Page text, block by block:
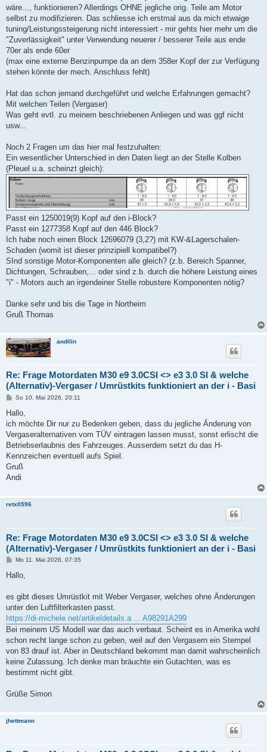
wäre..., funktionieren? Allerdings OHNE jegliche orig. Teile am Motor
selbst zu modifizieren. Das schliesse ich erstmal aus da mich etwaige
tuning/Leistungssteigerung nicht interessiert - mir gehts hier mehr um die
"Zuverlässigkeit" unter Verwendung neuerer / besserer Teile aus ende
70er als ende 60er
(max eine externe Benzinpumpe da an dem 358er Kopf der zur Verfügung
stehen könnte der mech. Anschluss fehlt)
Hat das schon jemand durchgeführt und welche Erfahrungen gemacht?
Mit welchen Teilen (Vergaser)
Was geht evtl. zu meinem beschriebenen Anliegen und was ggf nicht
usw...
Noch 2 Fragen um das hier mal festzuhalten:
Ein wesentlicher Unterschied in den Daten liegt an der Stelle Kolben
(Pleuel u.a. scheinzt gleich):
Passt ein 1250019(9) Kopf auf den i-Block?
Passt ein 1277358 Kopf auf den 446 Block?
Ich habe noch einen Block 12696079 (3,2?) mit KW-&Lagerschalen-
Schaden (womit ist dieser prinzipiell kompatibel?)
SInd sonstige Motor-Komponenten alle gleich? (z.b. Bereich Spanner,
Dichtungen, Schrauben,... oder sind z.b. durch die höhere Leistung eines
"i" - Motors auch an irgendeiner Stelle robustere Komponenten nötig?
Danke sehr und bis die Tage in Northeim
Gruß Thomas
andilin
Re: Frage Motordaten M30 e9 3.0CSI <> e3 3.0 SI & welche
(Alternativ)-Vergaser / Umrüstkits funktioniert an der i - Basi
B
i
r
a
So 10. Mai 2026, 20:11
Hallo,
ich möchte Dir nur zu Bedenken geben, dass du jegliche Änderung von
Vergaseralternativen vom TÜV eintragen lassen musst, sonst erlischt die
Betriebserlaubnis des Fahrzeuges. Ausserdem setzt du das H-
Kennzeichen eventuell aufs Spiel.
Gruß
Andi
retx0596
Re: Frage Motordaten M30 e9 3.0CSI <> e3 3.0 SI & welche
(Alternativ)-Vergaser / Umrüstkits funktioniert an der i - Basi
B
i
a
Mo 11. Mai 2026, 07:35
Hallo,
es gibt dieses Umrüstkit mit Weber Vergaser, welches ohne Änderungen
unter den Luftfilterkasten passt.
https://di-michele.net/artikeldetails.a ... A98291A299
Bei meinem US Modell war das auch verbaut. Scheint es in Amerika wohl
schon recht lange schon zu geben, weil auf den Vergasern ein Stempel
von 83 drauf ist. Aber in Deutschland bekommt man damit wahrscheinlich
keine Zulassung. Ich denke man bräuchte ein Gutachten, was es
bestimmt nicht gibt.
Grüße Simon
jhettmann